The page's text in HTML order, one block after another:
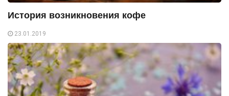
История возникновения кофе
23.01.2019